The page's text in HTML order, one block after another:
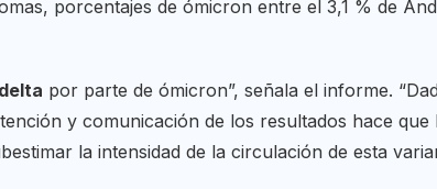
porcentajes de ómicron entre el 3,1 % de
por parte de ómicron”, señala el informe.
y comunicación de los resultados hace que
la intensidad de la circulación de esta